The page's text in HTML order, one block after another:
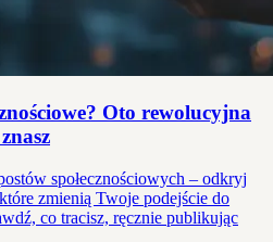
Oto rewolucyjna
społecznościowych – odkryj
zmienią Twoje podejście do
co tracisz, ręcznie publikując